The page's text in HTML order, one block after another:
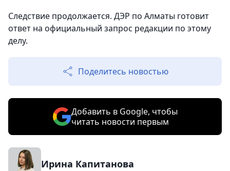
Следствие продолжается. ДЭР по Алматы готовит
ответ на официальный запрос редакции по этому
делу.
Поделитесь новостью
Добавить в Google, чтобы
читать новости первым
Ирина Капитанова